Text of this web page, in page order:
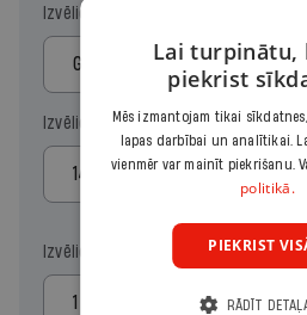
Izvēlies periodu
Gads
Izvēlies sākuma datumu
Izvēlies kopiju skaitu
1
Lai turpinātu,
piekrist
Mēs izmantojam tikai
lapas darbībai un analītikai.
vienmēr var mainīt piekrišanu.
politikā.
PIEKRIST
RĀDĪT